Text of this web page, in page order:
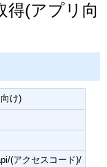
得(アプリ向
け)
(アクセスコード)/